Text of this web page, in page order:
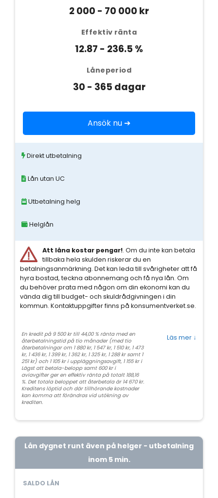
2 000 - 70 000 kr
Effektiv ränta
12.87 - 236.5 %
Låneperiod
30 - 365 dagar
Ansök nu ➔
Direkt utbetalning
Lån utan UC
Utbetalning helg
Helglån
Att låna kostar pengar!. Om du inte kan betala
tillbaka hela skulden riskerar du en
betalningsanmärkning. Det kan leda till svårigheter att få
hyra bostad, teckna abonnemang och få nya lån. Om
du behöver prata med någon om din ekonomi kan du
vända dig till budget- och skuldrådgivningen i din
kommun. Kontaktuppgifter finns på konsumentverket.se.
En kredit på 9 500 kr till 44,00 % ränta med en
återbetalningstid på tio månader (med tio
återbetalningar om 1 880 kr, 1 547 kr, 1 510 kr, 1 473
kr, 1 436 kr, 1 399 kr, 1 362 kr, 1 325 kr, 1 288 kr samt 1
251 kr) och 1 105 kr i uppläggningsavgift, 1 155 kr i
Lägst att betala-belopp samt 600 kr i
aviavgifter ger en effektiv ränta på totalt 188,16
%. Det totala beloppet att återbetala är 14 670 kr.
Kreditens löptid och där tillhörande kostnader
kan komma att förändras vid utökning av
krediten.
Läs mer ↓
Lån dygnet runt även på helger - utbetalning
inom 5 min.
SALDO LÅN